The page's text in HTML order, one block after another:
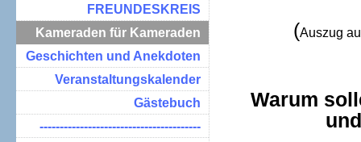
(Auszug
Warum
FREUNDESKREIS
Kameraden für Kameraden
Geschichten und Anekdoten
Veranstaltungskalender
Gästebuch
----------------------------------------